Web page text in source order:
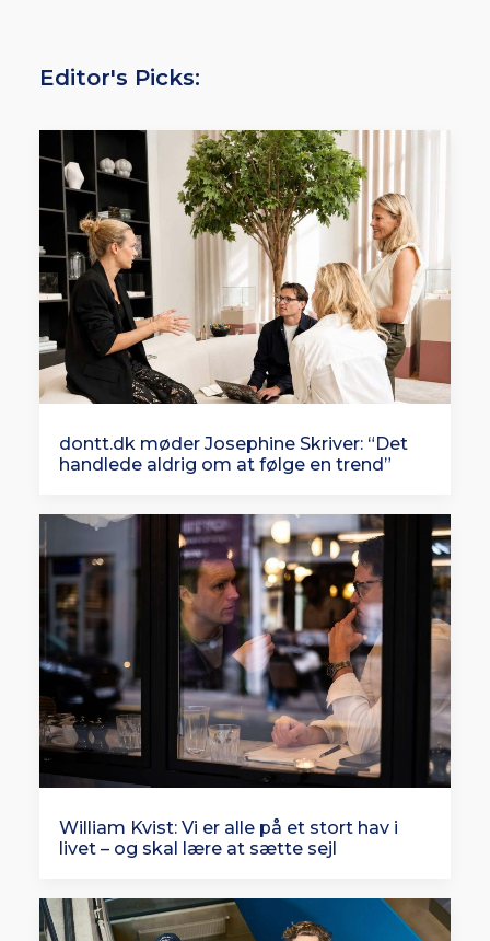
Editor's Picks:
dontt.dk møder Josephine Skriver: “Det
handlede aldrig om at følge en trend”
William Kvist: Vi er alle på et stort hav i
livet – og skal lære at sætte sejl